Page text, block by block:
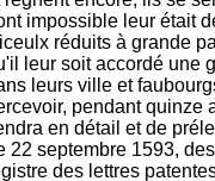
impossible leur était
réduits à grande
leur soit accordé une
leurs ville et
pendant quinze
en détail et de
22 septembre 1593,
des lettres